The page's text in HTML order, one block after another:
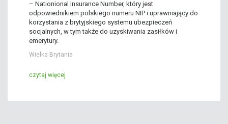
– Nationional Insurance Number, który jest
odpowiednikiem polskiego numeru NIP i uprawniający do
korzystania z brytyjskiego systemu ubezpieczeń
socjalnych, w tym także do uzyskiwania zasiłków i
emerytury.
Wielka Brytania
czytaj więcej